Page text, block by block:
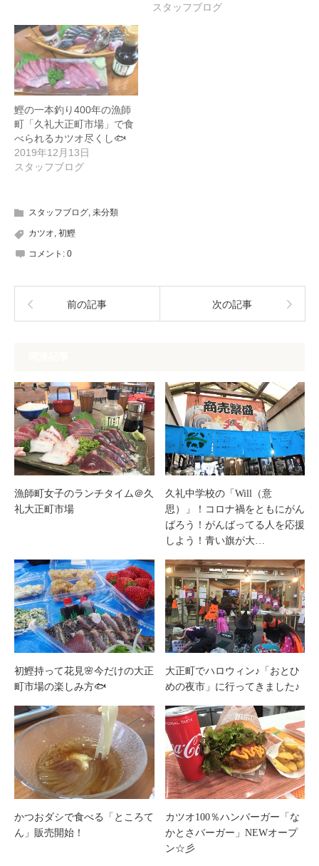
スタッフブログ
鰹の一本釣り400年の漁師
町「久礼大正町市場」で食
べられるカツオ尽くし🐟
2019年12月13日
スタッフブログ
スタッフブログ, 未分類
カツオ, 初鰹
コメント: 0
前の記事 次の記事
漁師町女子のランチタイム＠久
礼大正町市場
久礼中学校の「Will（意
思）」！コロナ禍をともにがん
ばろう！がんばってる人を応援
しよう！青い旗が大…
初鰹持って花見🌸今だけの大正
町市場の楽しみ方🐟
大正町でハロウィン♪「おとひ
めの夜市」に行ってきました♪
かつおダシで食べる「ところて
ん」販売開始！
カツオ100％ハンバーガー「な
かとさバーガー」NEWオープ
ン☆彡